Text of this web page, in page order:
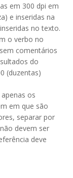
em 300 dpi em
e inseridas na
no texto.
o verbo no
comentários
do
(duzentas)
os
em que são
separar por
devem ser
deve